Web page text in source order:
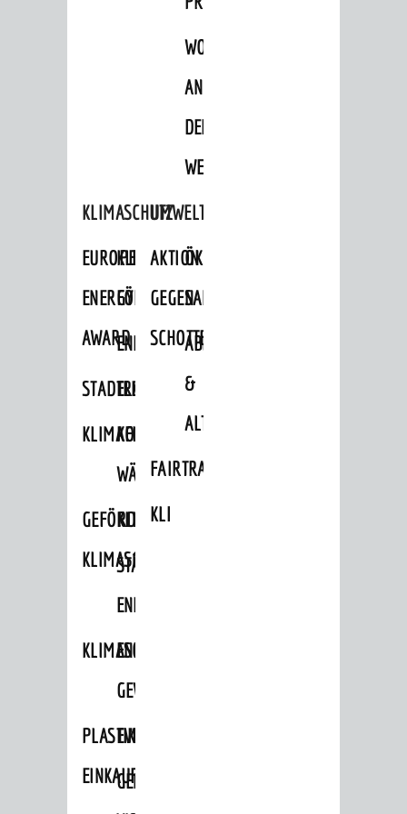
WOHNBEBAUUNG
AN
DER
WEINBERGSTRASSE
KLIMASCHUTZ
EUROPEAN
ENERGY
AWARD
KLIMASCHUTZ-
FÖRDERPROGRAMME
ENERGIEBERATUNG
STADTRADELN
ELEKTROMOBILITÄTSBERATUNG
KLIMAFITKOMMUNALE
WÄRMEPLANUNG
GEFÖRDERTE
KLIMASCHUTZMASSNAHMEN
KLIMASCHUTZKONZEPT
STÄDTISCHES
ENERGIEMANAGEMENT
KLIMASCHUTZKOMMISSION
ENERGIEKARAWANE
GEWERBE
PLASTIKTÜTENFREIE
EINKAUFSSTADT
EVENTS
GEMEINSAME
UMWELTSCHUTZ
AKTION
GEGEN
SCHOTTERGÄRTEN
ÖKOLOGISCHE
SANIERUNG/WAIDSEE
ABFALL
&
ALTLASTEN
FAIRTRADE
KLEIDERTAUSCHBÖRSE